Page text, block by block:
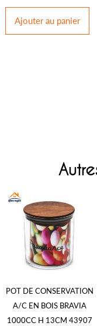
Ajouterau panier
POT DE CONSERVATION
A/C EN BOIS BRAVIA
1000CC H 13CM 43907